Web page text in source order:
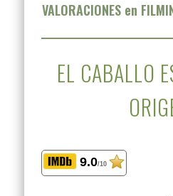
VALORACIONES en
EL CABALLO
9.0/10